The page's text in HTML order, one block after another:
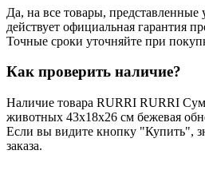
Да, на все товары, представленные
действует официальная гарантия
Точные сроки уточняйте при
Как проверить наличие?
Наличие товара RURRI RURRI
животных 43х18х26 см бежевая
Если вы видите кнопку "Купить",
заказа.